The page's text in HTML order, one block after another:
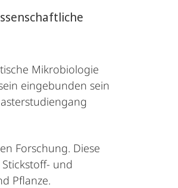
Mikrobiologie
eingebunden sein
Forschung. Diese
und
Pflanze.